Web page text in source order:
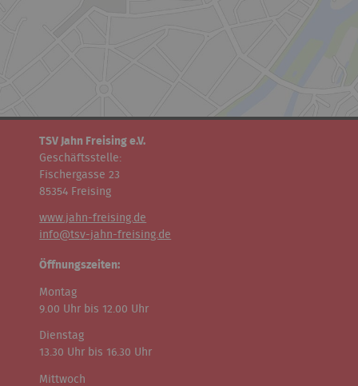
TSV Jahn Freising e.V.
Geschäftsstelle:
Fischergasse 23
85354 Freising
www.jahn-freising.de
info@tsv-jahn-freising.de
Öffnungszeiten:
Montag
9.00 Uhr bis 12.00 Uhr
Dienstag
13.30 Uhr bis 16.30 Uhr
Mittwoch